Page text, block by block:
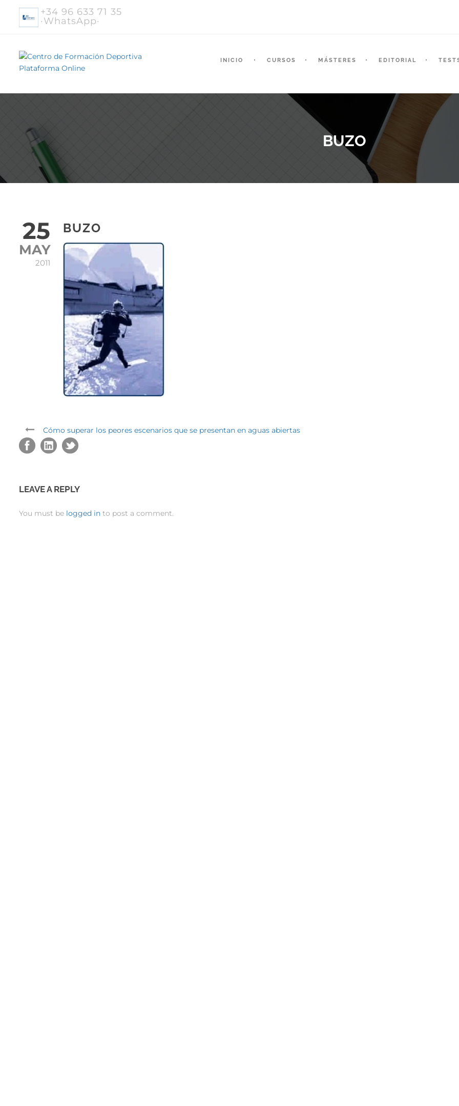
+34 96 633 71 35
·WhatsApp·
INICIO CURSOS MÁSTERES EDITORIAL
BUZO
25
MAY
2011
BUZO
Cómo superar los peores escenarios que se presentan en aguas abiertas
LEAVE A REPLY
You must be logged in to post a comment.